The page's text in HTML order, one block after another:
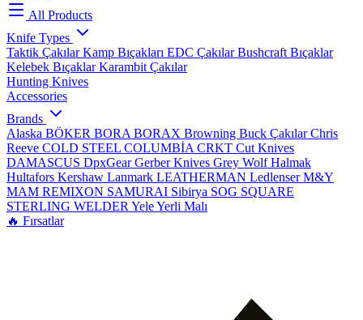
All Products
Knife Types
Taktik ÇakılarKamp Bıçakları EDC ÇakılarBushcraft Bıçaklar
Kelebek BıçaklarKarambit Çakılar
Hunting Knives
Accessories
Brands
Alaska BÖKER BORA BORAX Browning Buck ÇakılarChris
Reeve COLD STEEL COLUMBİA CRKT Cut Knives
DAMASCUS DpxGearGerber Knives Grey WolfHalmak
Hultafors Kershaw Lanmark LEATHERMAN LedlenserM&Y
MAM REMIXON SAMURAI Sibirya SOG SQUARE
STERLING WELDER YeleYerli Malı
🔥 Fırsatlar